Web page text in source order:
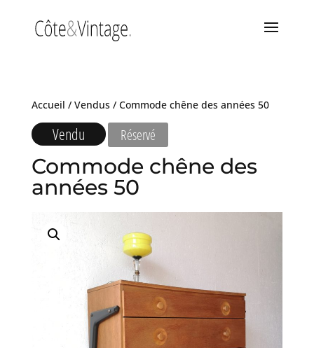
Accueil / Vendus/ Commode chêne des années 50
Vendu Réservé
Commode chêne des
années 50